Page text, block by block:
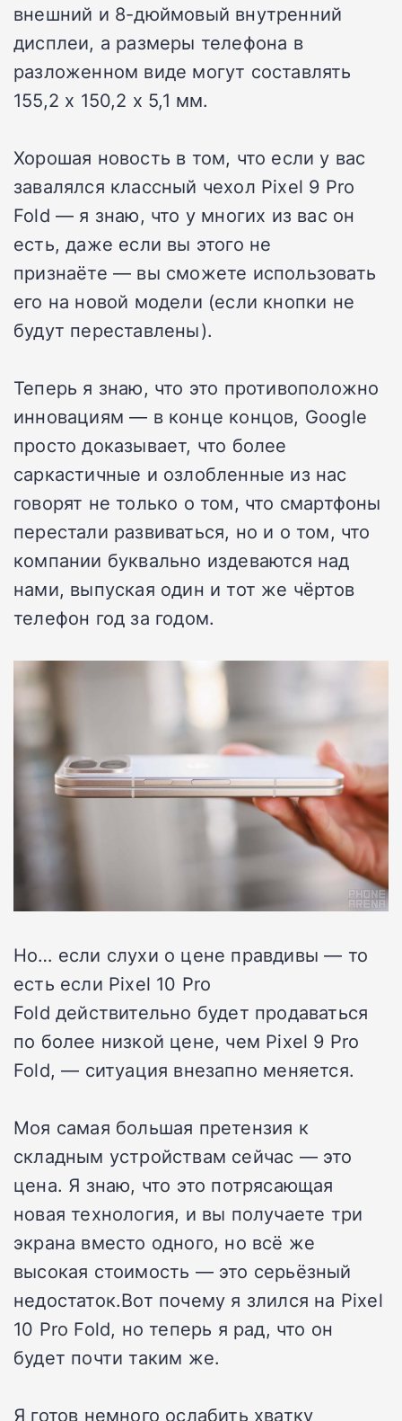
внешний и 8-дюймовый внутренний
дисплеи, а размеры телефона в
разложенном виде могут составлять
155,2 x 150,2 x 5,1 мм.
Хорошая новость в том, что если у вас
завалялся классный чехол Pixel 9 Pro
Fold — я знаю, что у многих из вас он
есть, даже если вы этого не
признаёте — вы сможете использовать
его на новой модели (если кнопки не
будут переставлены).
Теперь я знаю, что это противоположно
инновациям — в конце концов, Google
просто доказывает, что более
саркастичные и озлобленные из нас
говорят не только о том, что смартфоны
перестали развиваться, но и о том, что
компании буквально издеваются над
нами, выпуская один и тот же чёртов
телефон год за годом.
Но… если слухи о цене правдивы — то
есть если Pixel 10 Pro
Fold действительно будет продаваться
по более низкой цене, чем Pixel 9 Pro
Fold, — ситуация внезапно меняется.
Моя самая большая претензия к
складным устройствам сейчас — это
цена. Я знаю, что это потрясающая
новая технология, и вы получаете три
экрана вместо одного, но всё же
высокая стоимость — это серьёзный
недостаток.Вот почему я злился на Pixel
10 Pro Fold, но теперь я рад, что он
будет почти таким же.
Я готов немного ослабить хватку